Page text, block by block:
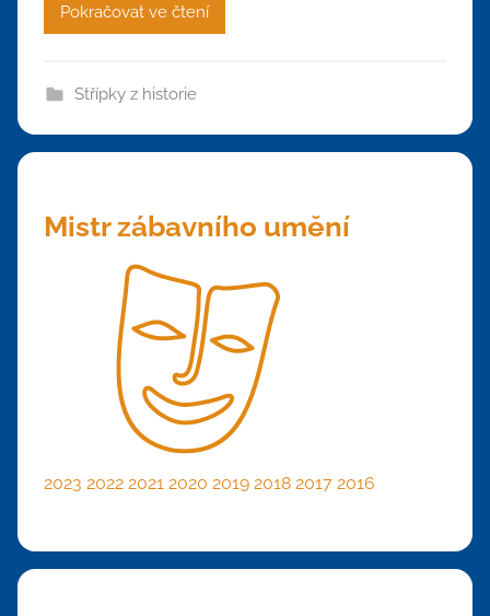
Pokračovat ve čtení
Střípky z historie
Mistr zábavního umění
2023 2022 2021 2020 2019 2018 2017 2016